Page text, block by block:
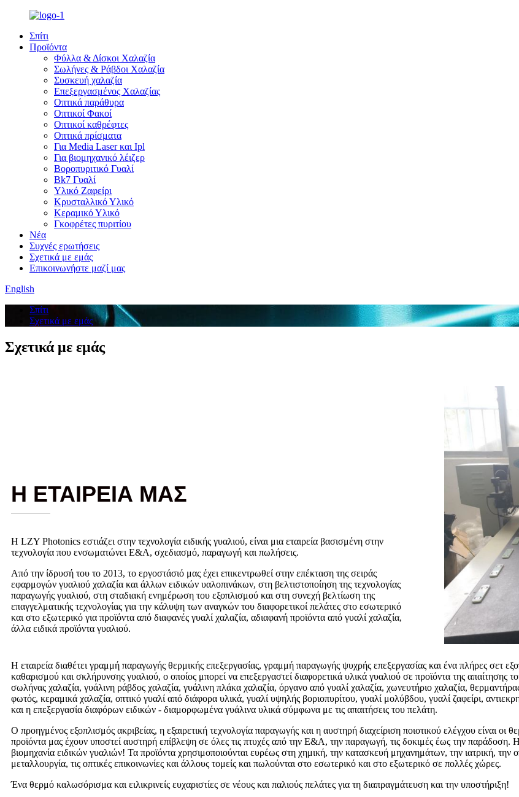
Σπίτι
Προϊόντα
Φύλλα & Δίσκοι Χαλαζία
Σωλήνες & Ράβδοι Χαλαζία
Συσκευή χαλαζία
Επεξεργασμένος Χαλαζίας
Οπτικά παράθυρα
Οπτικοί Φακοί
Οπτικοί καθρέφτες
Οπτικά πρίσματα
Για Media Laser και Ipl
Για βιομηχανικό λέιζερ
Βοροπυριτικό Γυαλί
Bk7 Γυαλί
Υλικό Ζαφείρι
Κρυσταλλικό Υλικό
Κεραμικό Υλικό
Γκοφρέτες πυριτίου
Νέα
Συχνές ερωτήσεις
Σχετικά με εμάς
Επικοινωνήστε μαζί μας
English
Σπίτι
Σχετικά με εμάς
Σχετικά με εμάς
Η ΕΤΑΙΡΕΙΑ ΜΑΣ
Η LZY Photonics εστιάζει στην τεχνολογία ειδικής γυαλιού, είναι μια εταιρεία βασισμένη στην
τεχνολογία που ενσωματώνει Ε&Α, σχεδιασμό, παραγωγή και πωλήσεις.
Από την ίδρυσή του το 2013, το εργοστάσιό μας έχει επικεντρωθεί στην επέκταση της σειράς
εφαρμογών γυαλιού χαλαζία και άλλων ειδικών υαλοπινάκων, στη βελτιστοποίηση της τεχνολογίας
παραγωγής γυαλιού, στη σταδιακή ενημέρωση του εξοπλισμού και στη συνεχή βελτίωση της
επαγγελματικής τεχνολογίας για την κάλυψη των αναγκών του διαφορετικοί πελάτες στο εσωτερικό
και στο εξωτερικό για προϊόντα από διαφανές γυαλί χαλαζία, αδιαφανή προϊόντα από γυαλί χαλαζία,
άλλα ειδικά προϊόντα γυαλιού.
Η εταιρεία διαθέτει γραμμή παραγωγής θερμικής επεξεργασίας, γραμμή παραγωγής ψυχρής επεξεργασίας και ένα πλήρες σετ
καθαρισμού και σκλήρυνσης γυαλιού, ο οποίος μπορεί να επεξεργαστεί διαφορετικά υλικά γυαλιού σε προϊόντα της
σωλήνας χαλαζία, γυάλινη ράβδος χαλαζία, γυάλινη πλάκα χαλαζία, όργανο από γυαλί χαλαζία, χωνευτήριο χαλαζία,
φωτός, κεραμικά χαλαζία, οπτικό γυαλί από διάφορα υλικά, γυαλί υψηλής βοριοπυρίτου, γυαλί μολύβδου, γυαλί ζαφείρι,
και η επεξεργασία διαφόρων ειδικών - διαμορφωμένα γυάλινα υλικά σύμφωνα με τις απαιτήσεις του πελάτη.
Ο προηγμένος εξοπλισμός ακριβείας, η εξαιρετική τεχνολογία παραγωγής και η αυστηρή διαχείριση ποιοτικού ελέγχου είναι
προϊόντα μας έχουν υποστεί αυστηρή επίβλεψη σε όλες τις πτυχές από την Ε&Α, την παραγωγή, τις δοκιμές έως την παράδοση.
βιομηχανία ειδικών γυαλιών! Τα προϊόντα χρησιμοποιούνται ευρέως στη χημική, την κατασκευή μηχανημάτων, την ιατρική, την
μεταλλουργία, τις οπτικές επικοινωνίες και άλλους τομείς και πωλούνται στο εσωτερικό και στο εξωτερικό σε πολλές χώρες.
Ένα θερμό καλωσόρισμα και ειλικρινείς ευχαριστίες σε νέους και παλιούς πελάτες για τη διαπραγμάτευση και την υποστήριξη!